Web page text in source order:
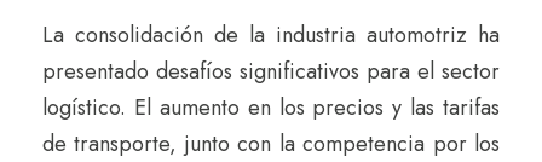
La consolidación de la industria automotriz ha
presentado desafíos significativos para el sector
logístico. El aumento en los precios y las tarifas
de transporte, junto con la competencia por los